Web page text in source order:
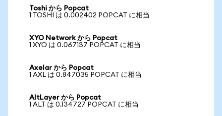
Toshi から Popcat
1 TOSHI は 0.002402 POPCAT に相当
XYO Network から Popcat
1 XYO は 0.067137 POPCAT に相当
Axelar から Popcat
1 AXL は 0.847035 POPCAT に相当
AltLayer から Popcat
1 ALT は 0.134727 POPCAT に相当